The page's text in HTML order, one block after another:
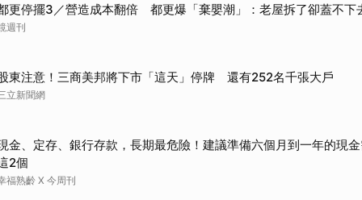
更停擺3／營造成本翻倍 都更爆「棄嬰潮」：老屋拆了卻蓋不下
週刊
東注意！三商美邦將下市「這天」停牌 還有252名千張大戶
立新聞網
金、定存、銀行存款，長期最危險！建議準備六個月到一年的現
2個
福熟齡 X 今周刊